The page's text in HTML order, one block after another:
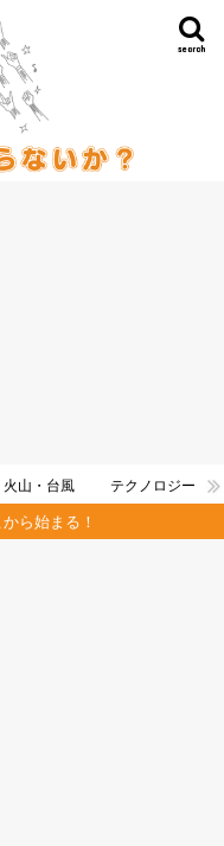
search
火山・台風 テクノロジー
ら始まる！